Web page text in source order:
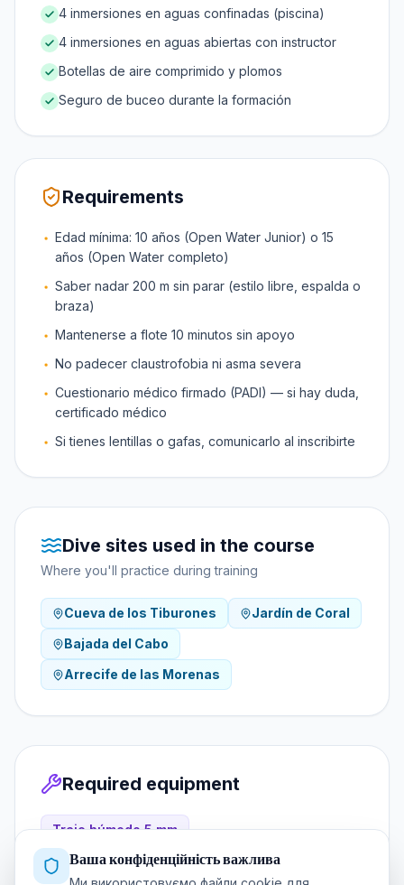
4 inmersiones en aguas confinadas (piscina)
4 inmersiones en aguas abiertas con instructor
Botellas de aire comprimido y plomos
Seguro de buceo durante la formación
Requirements
Edad mínima: 10 años (Open Water Junior) o 15
años (Open Water completo)
Saber nadar 200 m sin parar (estilo libre, espalda o
braza)
Mantenerse a flote 10 minutos sin apoyo
No padecer claustrofobia ni asma severa
Cuestionario médico firmado (PADI) — si hay duda,
certificado médico
Si tienes lentillas o gafas, comunicarlo al inscribirte
Dive sites used in the course
Where you'll practice during training
Cueva de los Tiburones
Jardín de Coral
Bajada del Cabo
Arrecife de las Morenas
Required equipment
Traje húmedo 5 mm
ABC (máscara, snorkel, aletas) — opcional
propio
Ваша конфіденційність важлива